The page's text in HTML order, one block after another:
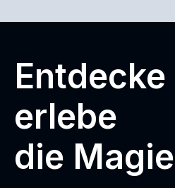
Entdecke
erlebe
die